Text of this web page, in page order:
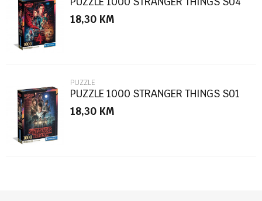
POŠALJI
18,30 KM
PUZZLE
PUZZLE 1000 STRANGER THINGS S01
18,30 KM